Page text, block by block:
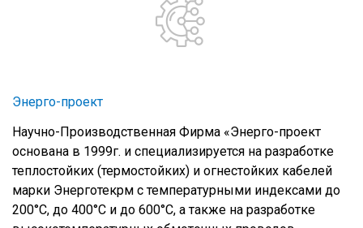
Энерго-проект
Научно-Производственная Фирма «Энерго-проект
основана в 1999г. и специализируется на разработке
теплостойких (термостойких) и огнестойких кабелей
марки Энерготекрм с температурными индексами до
200°С, до 400°С и до 600°С, а также на разработке